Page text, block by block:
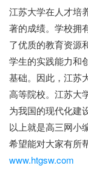
江苏大学在人才培
著的成绩。学校拥
了优质的教育资源
学生的实践能力和
基础。因此，江苏
高等院校。江苏大
为我国的现代化建
以上就是高三网小
希望能对大家有所
www.htgsw.com